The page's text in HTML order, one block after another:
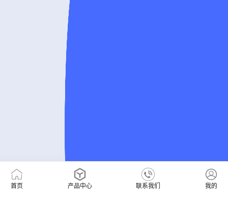
首页 产品中心 联系我们 我的